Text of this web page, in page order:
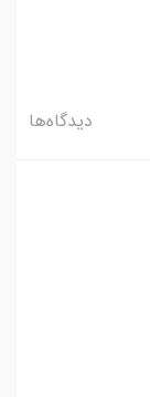
دیدگاه‌ها